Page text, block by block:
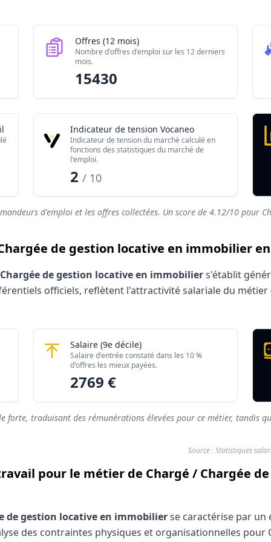
1390
4.12/10
Offres (12 mois)
Nombre d'offres d'emploi sur les 12 derniers
mois.
15430
Indicateur de tension Vocaneo
Indicateur de tension du marché calculé en
fonctions des statistiques du marché de
l'emploi.
2/ 10
d'emploi et les offres collectées. Un score de 4.12/10 pour
de gestion locative en immobilier en
de gestion locative en immobiliers'établit
officiels, reflètent l'attractivité salariale du
locative en immobilier 2026
Montant mensuel brut
en immobilier
SalaireChargé / Chargée de gestion locative en
(9e décile)
Salaire d'entrée constaté dans les 10 %
d'offres les mieux payées.
2769 €
forte, traduisant des rémunérations élevées pour ce métier, tandis
Source : Statistiques
pour le métier de Chargé / Chargée
de gestion locative en immobilierse caractérise par
des contraintes physiques et organisationnelles pour